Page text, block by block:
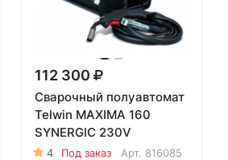
112 300
Сварочный полуавтомат
Telwin MAXIMA 160
SYNERGIC 230V
4 Под заказ Арт. 816085